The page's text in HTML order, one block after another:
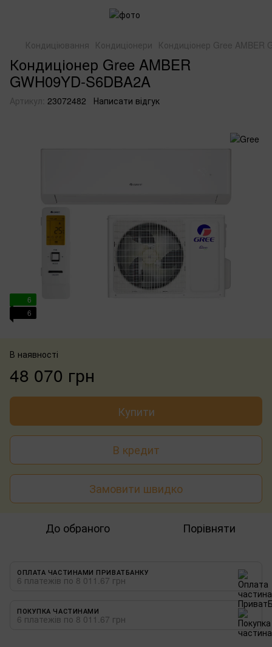
Кондиціювання Кондиціонери Кондиціонер Gree AMBER
Кондиціонер Gree AMBER
GWH09YD-S6DBA2A
Артикул: 23072482 Написати відгук
6
6
В наявності
48 070 грн
Купити
В кредит
Замовити швидко
До обраного Порівняти
ОПЛАТА ЧАСТИНАМИ ПРИВАТБАНКУ
6 платежів по 8 011.67 грн
ПОКУПКА ЧАСТИНАМИ
6 платежів по 8 011.67 грн